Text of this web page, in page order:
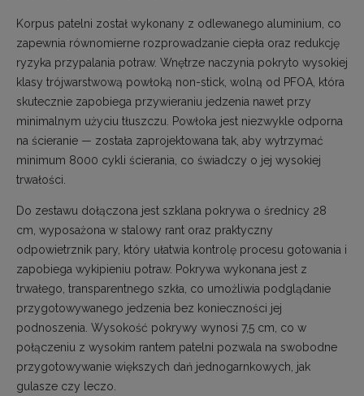
Korpus patelni został wykonany z odlewanego aluminium, co
zapewnia równomierne rozprowadzanie ciepła oraz redukcję
ryzyka przypalania potraw. Wnętrze naczynia pokryto wysokiej
klasy trójwarstwową powłoką non-stick, wolną od PFOA, która
skutecznie zapobiega przywieraniu jedzenia nawet przy
minimalnym użyciu tłuszczu. Powłoka jest niezwykle odporna
na ścieranie — została zaprojektowana tak, aby wytrzymać
minimum 8000 cykli ścierania, co świadczy o jej wysokiej
trwałości.
Do zestawu dołączona jest szklana pokrywa o średnicy 28
cm, wyposażona w stalowy rant oraz praktyczny
odpowietrznik pary, który ułatwia kontrolę procesu gotowania i
zapobiega wykipieniu potraw. Pokrywa wykonana jest z
trwałego, transparentnego szkła, co umożliwia podglądanie
przygotowywanego jedzenia bez konieczności jej
podnoszenia. Wysokość pokrywy wynosi 7,5 cm, co w
połączeniu z wysokim rantem patelni pozwala na swobodne
przygotowywanie większych dań jednogarnkowych, jak
gulasze czy leczo.